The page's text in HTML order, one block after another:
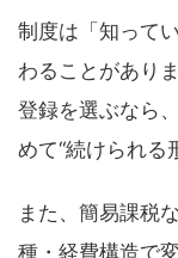
制度は「知って
わることがありま
登録を選ぶなら
めて“続けられる
また、簡易課税
種・経費構造で